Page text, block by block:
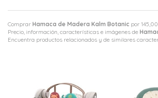
Comprar Hamaca de Madera Kalm Botanic por 145,00
Precio, información, características e imágenes de
Encuentra productos relacionados y de similares